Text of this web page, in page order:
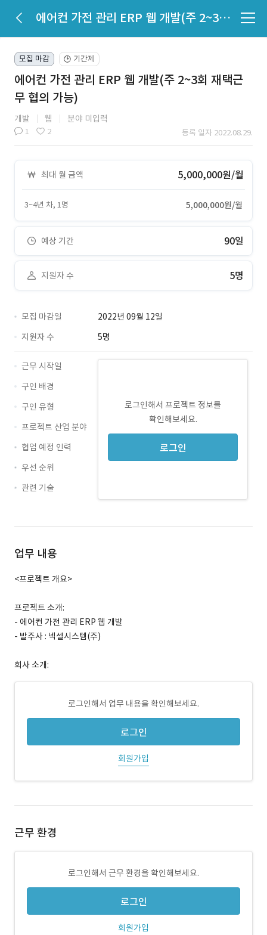
에어컨 가전 관리 ERP 웹 개발(주 2~3회 재택근무 협의 가능)
모집 마감 🕒 기간제
에어컨 가전 관리 ERP 웹 개발(주 2~3회 재택근
무 협의 가능)
개발 웹 분야 미입력
1 2 등록 일자 2022.08.29.
최대 월 금액 5,000,000원/월
3~4년 차, 1명 5,000,000원/월
예상 기간 90일
지원자 수 5명
모집 마감일
2022년 09월 12일
지원자 수
5명
로그인해서 프로젝트 정보를
확인해보세요.
로그인
근무 시작일
구인 배경
구인 유형
프로젝트 산업 분야
협업 예정 인력
우선 순위
관련 기술
업무 내용
<프로젝트 개요>
프로젝트 소개:
- 에어컨 가전 관리 ERP 웹 개발
- 발주사 : 넥셀시스템(주)
회사 소개:
로그인해서 업무 내용을 확인해보세요.
로그인
회원가입
근무 환경
로그인해서 근무 환경을 확인해보세요.
로그인
회원가입